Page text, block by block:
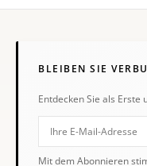
BLEIBEN SIE
Entdecken Sie als Erste
Mit dem Abonnieren